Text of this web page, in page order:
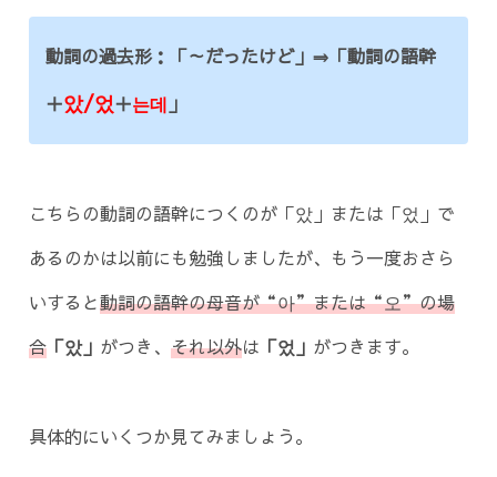
動詞の過去形：「～だったけど」⇒「動詞の語幹
＋았/었＋는데 」
こちらの動詞の語幹につくのが「았」または「었」で
あるのかは以前にも勉強しましたが、もう一度おさら
いすると動詞の語幹の母音が“아”または“오”の場
合 「았」 がつき、 それ以外は 「었」 がつきます。
具体的にいくつか見てみましょう。